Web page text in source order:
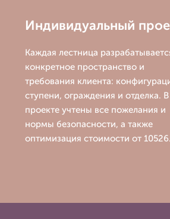
Индивидуальный
Каждая лестница
конкретное пространство и
требования клиента:
ступени, ограждения и отделка. В
проекте учтены все пожелания и
нормы безопасности, а также
оптимизация стоимости от 10526.